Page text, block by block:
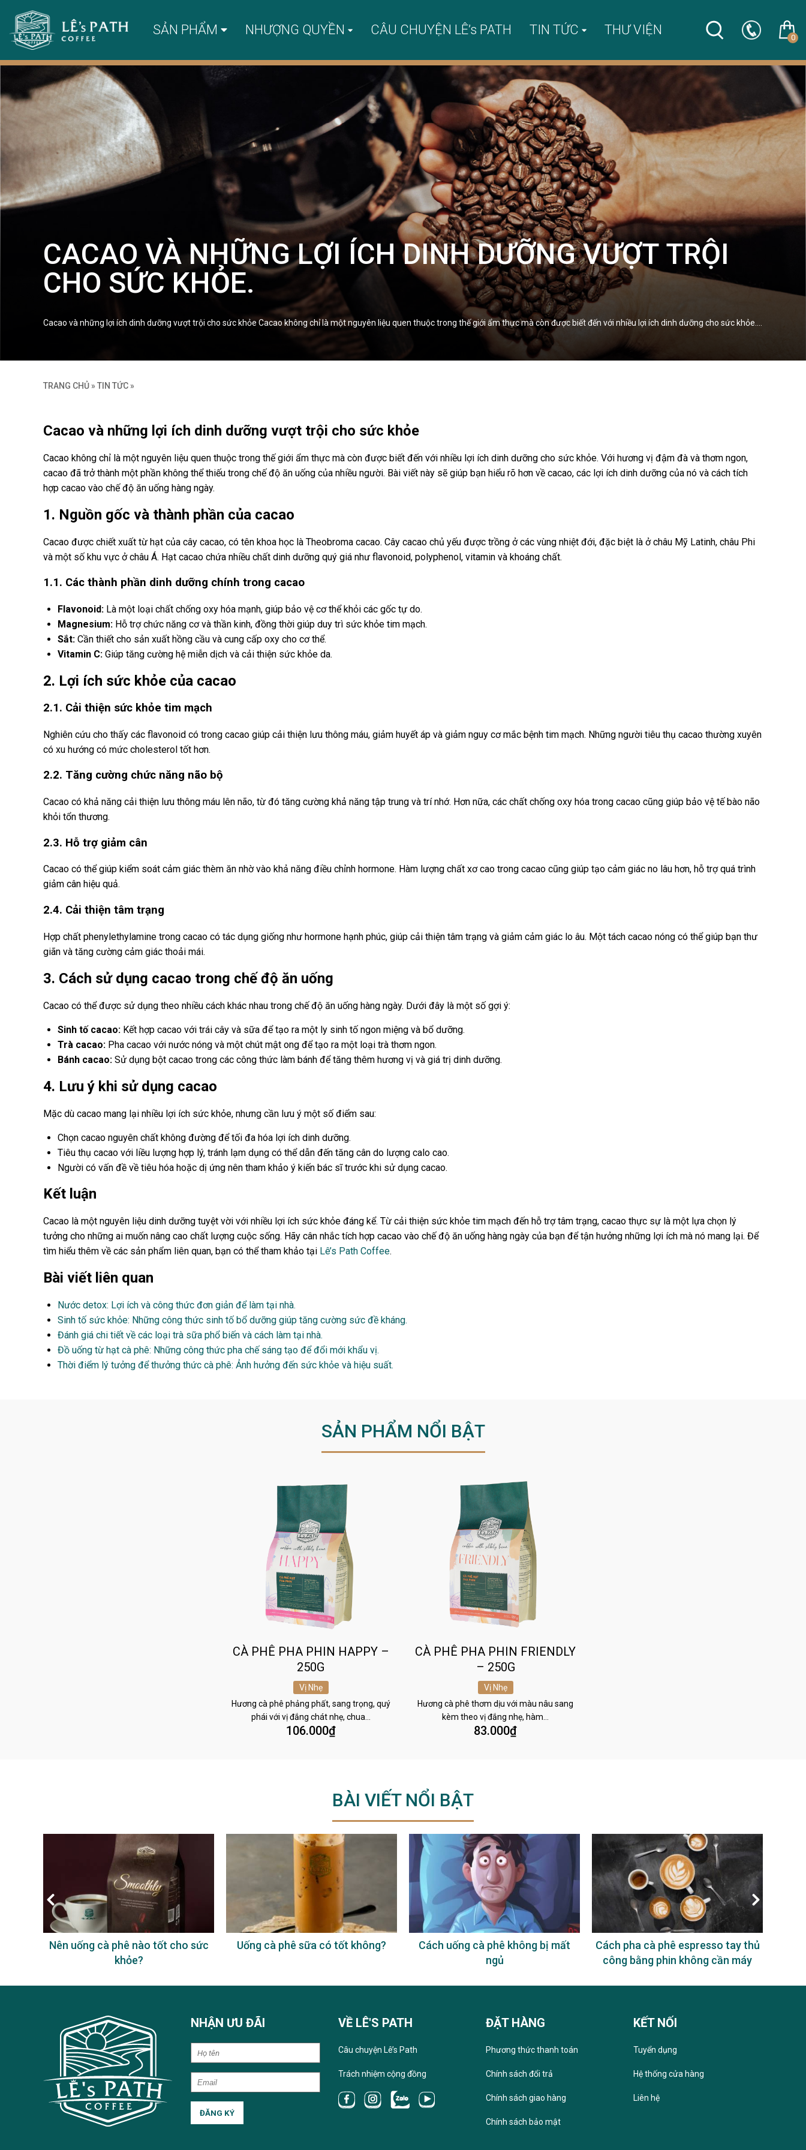
SẢN PHẨM NHƯỢNG QUYỀN CÂU CHUYỆN LÊ’s PATH TIN TỨC THƯ VIỆN 0
CACAO VÀ NHỮNG LỢI ÍCH DINH DƯỠNG VƯỢT TRỘI
CHO SỨC KHỎE.
Cacao và những lợi ích dinh dưỡng vượt trội cho sức khỏe Cacao không chỉ là một nguyên liệu quen thuộc trong thế giới ẩm thực mà còn được biết đến với nhiều lợi ích dinh dưỡng cho sức khỏe.…
TRANG CHỦ » TIN TỨC »
Cacao và những lợi ích dinh dưỡng vượt trội cho sức khỏe
Cacao không chỉ là một nguyên liệu quen thuộc trong thế giới ẩm thực mà còn được biết đến với nhiều lợi ích dinh dưỡng cho sức khỏe. Với hương vị đậm đà và thơm ngon,
cacao đã trở thành một phần không thể thiếu trong chế độ ăn uống của nhiều người. Bài viết này sẽ giúp bạn hiểu rõ hơn về cacao, các lợi ích dinh dưỡng của nó và cách tích
hợp cacao vào chế độ ăn uống hàng ngày.
1. Nguồn gốc và thành phần của cacao
Cacao được chiết xuất từ hạt của cây cacao, có tên khoa học là Theobroma cacao. Cây cacao chủ yếu được trồng ở các vùng nhiệt đới, đặc biệt là ở châu Mỹ Latinh, châu Phi
và một số khu vực ở châu Á. Hạt cacao chứa nhiều chất dinh dưỡng quý giá như flavonoid, polyphenol, vitamin và khoáng chất.
1.1. Các thành phần dinh dưỡng chính trong cacao
Flavonoid: Là một loại chất chống oxy hóa mạnh, giúp bảo vệ cơ thể khỏi các gốc tự do.
Magnesium: Hỗ trợ chức năng cơ và thần kinh, đồng thời giúp duy trì sức khỏe tim mạch.
Sắt: Cần thiết cho sản xuất hồng cầu và cung cấp oxy cho cơ thể.
Vitamin C: Giúp tăng cường hệ miễn dịch và cải thiện sức khỏe da.
2. Lợi ích sức khỏe của cacao
2.1. Cải thiện sức khỏe tim mạch
Nghiên cứu cho thấy các flavonoid có trong cacao giúp cải thiện lưu thông máu, giảm huyết áp và giảm nguy cơ mắc bệnh tim mạch. Những người tiêu thụ cacao thường xuyên
có xu hướng có mức cholesterol tốt hơn.
2.2. Tăng cường chức năng não bộ
Cacao có khả năng cải thiện lưu thông máu lên não, từ đó tăng cường khả năng tập trung và trí nhớ. Hơn nữa, các chất chống oxy hóa trong cacao cũng giúp bảo vệ tế bào não
khỏi tổn thương.
2.3. Hỗ trợ giảm cân
Cacao có thể giúp kiểm soát cảm giác thèm ăn nhờ vào khả năng điều chỉnh hormone. Hàm lượng chất xơ cao trong cacao cũng giúp tạo cảm giác no lâu hơn, hỗ trợ quá trình
giảm cân hiệu quả.
2.4. Cải thiện tâm trạng
Hợp chất phenylethylamine trong cacao có tác dụng giống như hormone hạnh phúc, giúp cải thiện tâm trạng và giảm cảm giác lo âu. Một tách cacao nóng có thể giúp bạn thư
giãn và tăng cường cảm giác thoải mái.
3. Cách sử dụng cacao trong chế độ ăn uống
Cacao có thể được sử dụng theo nhiều cách khác nhau trong chế độ ăn uống hàng ngày. Dưới đây là một số gợi ý:
Sinh tố cacao: Kết hợp cacao với trái cây và sữa để tạo ra một ly sinh tố ngon miệng và bổ dưỡng.
Trà cacao: Pha cacao với nước nóng và một chút mật ong để tạo ra một loại trà thơm ngon.
Bánh cacao: Sử dụng bột cacao trong các công thức làm bánh để tăng thêm hương vị và giá trị dinh dưỡng.
4. Lưu ý khi sử dụng cacao
Mặc dù cacao mang lại nhiều lợi ích sức khỏe, nhưng cần lưu ý một số điểm sau:
Chọn cacao nguyên chất không đường để tối đa hóa lợi ích dinh dưỡng.
Tiêu thụ cacao với liều lượng hợp lý, tránh lạm dụng có thể dẫn đến tăng cân do lượng calo cao.
Người có vấn đề về tiêu hóa hoặc dị ứng nên tham khảo ý kiến bác sĩ trước khi sử dụng cacao.
Kết luận
Cacao là một nguyên liệu dinh dưỡng tuyệt vời với nhiều lợi ích sức khỏe đáng kể. Từ cải thiện sức khỏe tim mạch đến hỗ trợ tâm trạng, cacao thực sự là một lựa chọn lý
tưởng cho những ai muốn nâng cao chất lượng cuộc sống. Hãy cân nhắc tích hợp cacao vào chế độ ăn uống hàng ngày của bạn để tận hưởng những lợi ích mà nó mang lại. Để
tìm hiểu thêm về các sản phẩm liên quan, bạn có thể tham khảo tại Lê’s Path Coffee.
Bài viết liên quan
Nước detox: Lợi ích và công thức đơn giản để làm tại nhà.
Sinh tố sức khỏe: Những công thức sinh tố bổ dưỡng giúp tăng cường sức đề kháng.
Đánh giá chi tiết về các loại trà sữa phổ biến và cách làm tại nhà.
Đồ uống từ hạt cà phê: Những công thức pha chế sáng tạo để đổi mới khẩu vị.
Thời điểm lý tưởng để thưởng thức cà phê: Ảnh hưởng đến sức khỏe và hiệu suất.
SẢN PHẨM NỔI BẬT
CÀ PHÊ PHA PHIN HAPPY –
250G
Vị Nhẹ
Hương cà phê phảng phất, sang trọng, quý
phái với vị đắng chát nhẹ, chua…
106.000₫
CÀ PHÊ PHA PHIN FRIENDLY
– 250G
Vị Nhẹ
Hương cà phê thơm dịu với màu nâu sang
kèm theo vị đắng nhẹ, hàm…
83.000₫
BÀI VIẾT NỔI BẬT
Nên uống cà phê nào tốt cho sức
khỏe?
Uống cà phê sữa có tốt không?
Cách uống cà phê không bị mất
ngủ
Cách pha cà phê espresso tay thủ
công bằng phin không cần máy
NHẬN ƯU ĐÃI VỀ LÊ'S PATH
Câu chuyện Lê’s Path
Trách nhiệm cộng đồng
ĐẶT HÀNG
Phương thức thanh toán
Chính sách đổi trả
Chính sách giao hàng
Chính sách bảo mật
KẾT NỐI
Tuyển dụng
Hệ thống cửa hàng
Liên hệ